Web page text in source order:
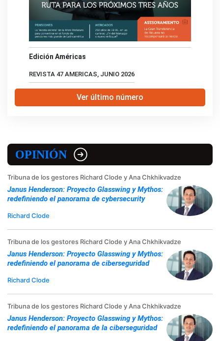
Edición Américas
REVISTA 47 AMERICAS, JUNIO 2026
Ver último número
OPINIÓN
Tribuna de los gestores Richard Clode y Ana Chkhikvadze
Janus Henderson: Proyecto Glasswing y Mythos:
redefiniendo el panorama de cybersecurity
Richard Clode
Tribuna de los gestores Richard Clode y Ana Chkhikvadze
Janus Henderson: Proyecto Glasswing y Mythos:
redefiniendo el panorama de ciberseguridad
Richard Clode
Tribuna de los gestores Richard Clode y Ana Chkhikvadze
Janus Henderson: Proyecto Glasswing y Mythos:
redefiniendo el panorama de la ciberseguridad